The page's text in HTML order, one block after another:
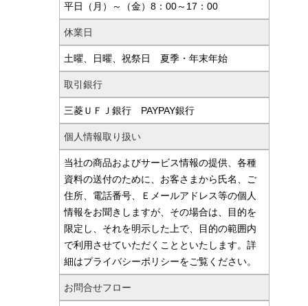
平日（月）～（金）8：00～17：00
休業日
土曜、日曜、祝祭日 夏季・年末年始
取引銀行
三菱ＵＦＪ銀行 PAYPAY銀行
個人情報取り扱い
当社の商品およびサービス情報の提供、各種
資料の送付のために、お客さまから氏名、ご
住所、電話番号、Ｅメールアドレス等の個人
情報をお聞きしますが、その場合は、目的を
限定し、それを明示した上で、目的の範囲内
で利用させていただくことといたします。詳
細はプライバシーポリシーをご覧ください。
お問合せフロー